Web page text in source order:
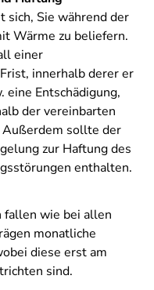
sich, Sie während der
Wärme zu beliefern.
einer
innerhalb derer er
eine Entschädigung,
der vereinbarten
sollte der
zur Haftung des
enthalten.
fallen wie bei allen
monatliche
diese erst am
sind.